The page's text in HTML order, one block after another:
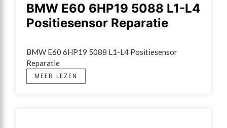
BMW E60 6HP19 5088 L1-L4
Positiesensor Reparatie
BMW E60 6HP19 5088 L1-L4 Positiesensor
Reparatie
MEER LEZEN